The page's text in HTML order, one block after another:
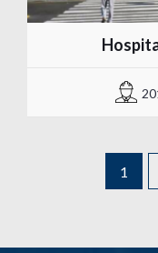
1